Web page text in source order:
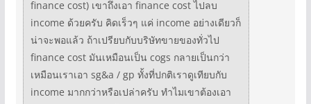
finance cost) เขาถึงเอา finance cost ไปลบ
income ด้วยครับ คิดเร็วๆ แค่ income อย่างเดียวก็
น่าจะพอแล้ว ถ้าเปรียบกับบริษัทขายของทั่วไป
finance cost มันเหมือนเป็น cogs กลายเป็นกว่า
เหมือนเราเอา sg&a / gp ทั้งที่ปกติเราดูเทียบกับ
income มากกว่าหรือเปล่าครับ ทำไมเขาต้องเอา